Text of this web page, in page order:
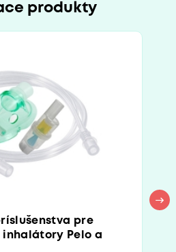
produkty
pre
inhalátory Pelo a